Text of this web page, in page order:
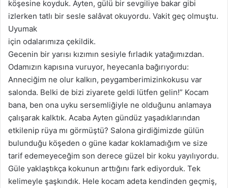
köşesine koyduk. Ayten, gülü bir sevgiliye bakar gibi
izlerken tatlı bir sesle salâvat okuyordu. Vakit geç olmuştu.
Uyumak
için odalarımıza çekildik.
Gecenin bir yarısı kızımın sesiyle fırladık yatağımızdan.
Odamızın kapısına vuruyor, heyecanla bağırıyordu:
Anneciğim ne olur kalkın, peygamberimizinkokusu var
salonda. Belki de bizi ziyarete geldi lütfen gelin!” Kocam
bana, ben ona uyku sersemliğiyle ne olduğunu anlamaya
çalışarak kalktık. Acaba Ayten gündüz yaşadıklarından
etkilenip rüya mı görmüştü? Salona girdiğimizde gülün
bulunduğu köşeden o güne kadar koklamadığım ve size
tarif edemeyeceğim son derece güzel bir koku yayılıyordu.
Güle yaklaştıkça kokunun arttığını fark ediyorduk. Tek
kelimeyle şaşkındık. Hele kocam adeta kendinden geçmiş,